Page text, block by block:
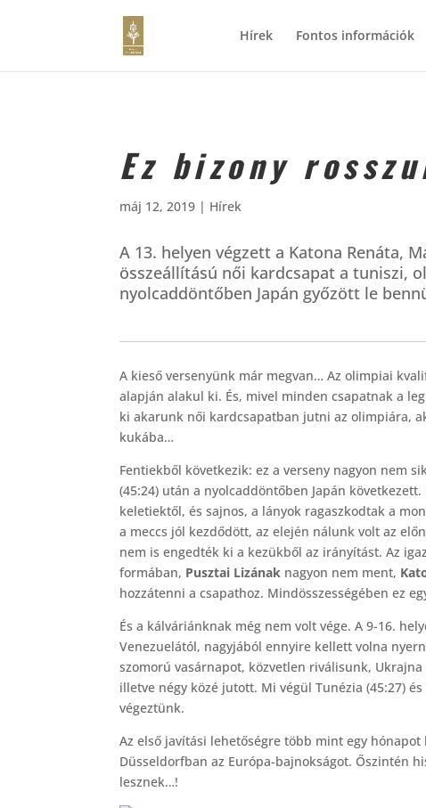
Hírek Fontos információk
Ez bizony
máj 12, 2019 | Hírek
A 13. helyen végzett a Katona Renáta,
összeállítású női kardcsapat a tuniszi,
nyolcaddöntőben Japán győzött le
A kieső versenyünk már megvan… Az olimpiai
alapján alakul ki. És, mivel minden csapatnak a
ki akarunk női kardcsapatban jutni az olimpiára,
kukába…
Fentiekből következik: ez a verseny nagyon nem
(45:24) után a nyolcaddöntőben Japán
keletiektől, és sajnos, a lányok ragaszkodtak a
a meccs jól kezdődött, az elején nálunk volt az
nem is engedték ki a kezükből az irányítást. Az
formában, Pusztai Lizának nagyon nem ment,
hozzátenni a csapathoz. Mindösszességében ez
És a kálváriánknak még nem volt vége. A 9-16.
Venezuelától, nagyjából ennyire kellett volna
szomorú vasárnapot, közvetlen riválisunk,
illetve négy közé jutott. Mi végül Tunézia (45:27)
végeztünk.
Az első javítási lehetőségre több mint egy
Düsseldorfban az Európa-bajnokságot. Őszintén
lesznek…!